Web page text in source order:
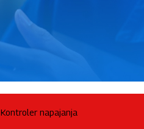
Kontroler napajanja